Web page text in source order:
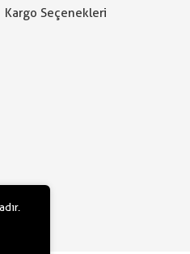
Kargo Seçenekleri